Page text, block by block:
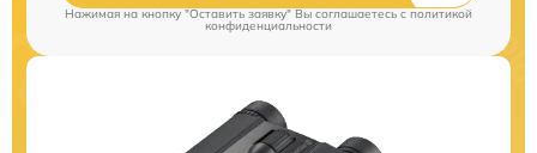
Нажимая на кнопку "Оставить заявку" Вы соглашаетесь cполитикой
конфиденциальности